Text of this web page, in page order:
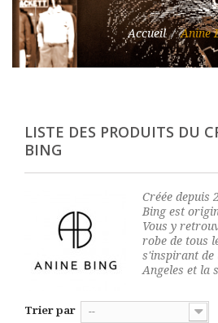
Accueil / Anine
LISTE DES PRODUITS DU
BING
Créée depuis
Bing est
Vous y
robe de tous
s'inspirant de
Angeles et la
Trier par --